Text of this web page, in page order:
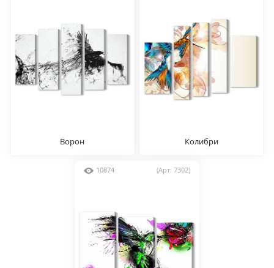
Ворон Колибри
10874 (Арт: 7302)